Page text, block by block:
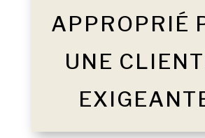
APPROPRIÉ
UNE